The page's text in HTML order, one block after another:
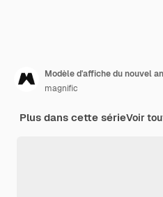
Modèle d'affiche du nouvel
magnific
Plus dans cette sérieVoir